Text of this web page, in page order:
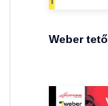
Weber